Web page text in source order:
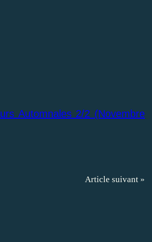
Automnales 2/2 (Novembre
Article suivant »